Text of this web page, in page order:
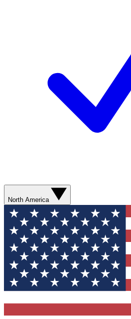
North America